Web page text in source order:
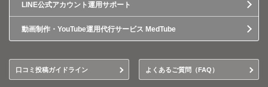
LINE公式アカウント運用サポート
動画制作・YouTube運用代行サービス MedTube
口コミ投稿ガイドライン よくあるご質問（FAQ）